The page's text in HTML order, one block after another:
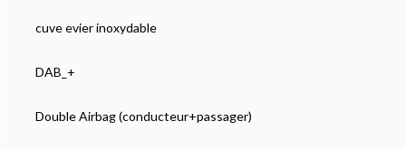
cuve evier inoxydable
DAB_+
Double Airbag (conducteur+passager)